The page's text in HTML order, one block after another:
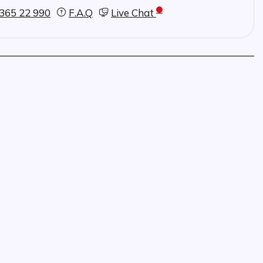
22 990 F.A.Q Live Chat